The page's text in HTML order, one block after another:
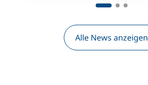
Alle News anzeigen